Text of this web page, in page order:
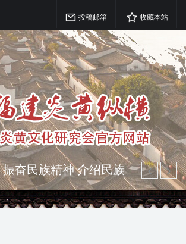
投稿邮箱 收藏本站
奋民族精神 介绍民族
英
道台港澳侨 坚持古为